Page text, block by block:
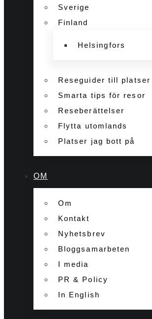
Sverige
Finland
Helsingfors
Reseguider till platser
Smarta tips för resor
Reseberättelser
Flytta utomlands
Platser jag bott på
OM
Om
Kontakt
Nyhetsbrev
Bloggsamarbeten
I media
PR & Policy
In English